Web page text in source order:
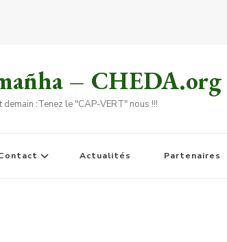
– CHEDA.org
:Tenez le "CAP-VERT" nous !!!
Actualités Partenaires